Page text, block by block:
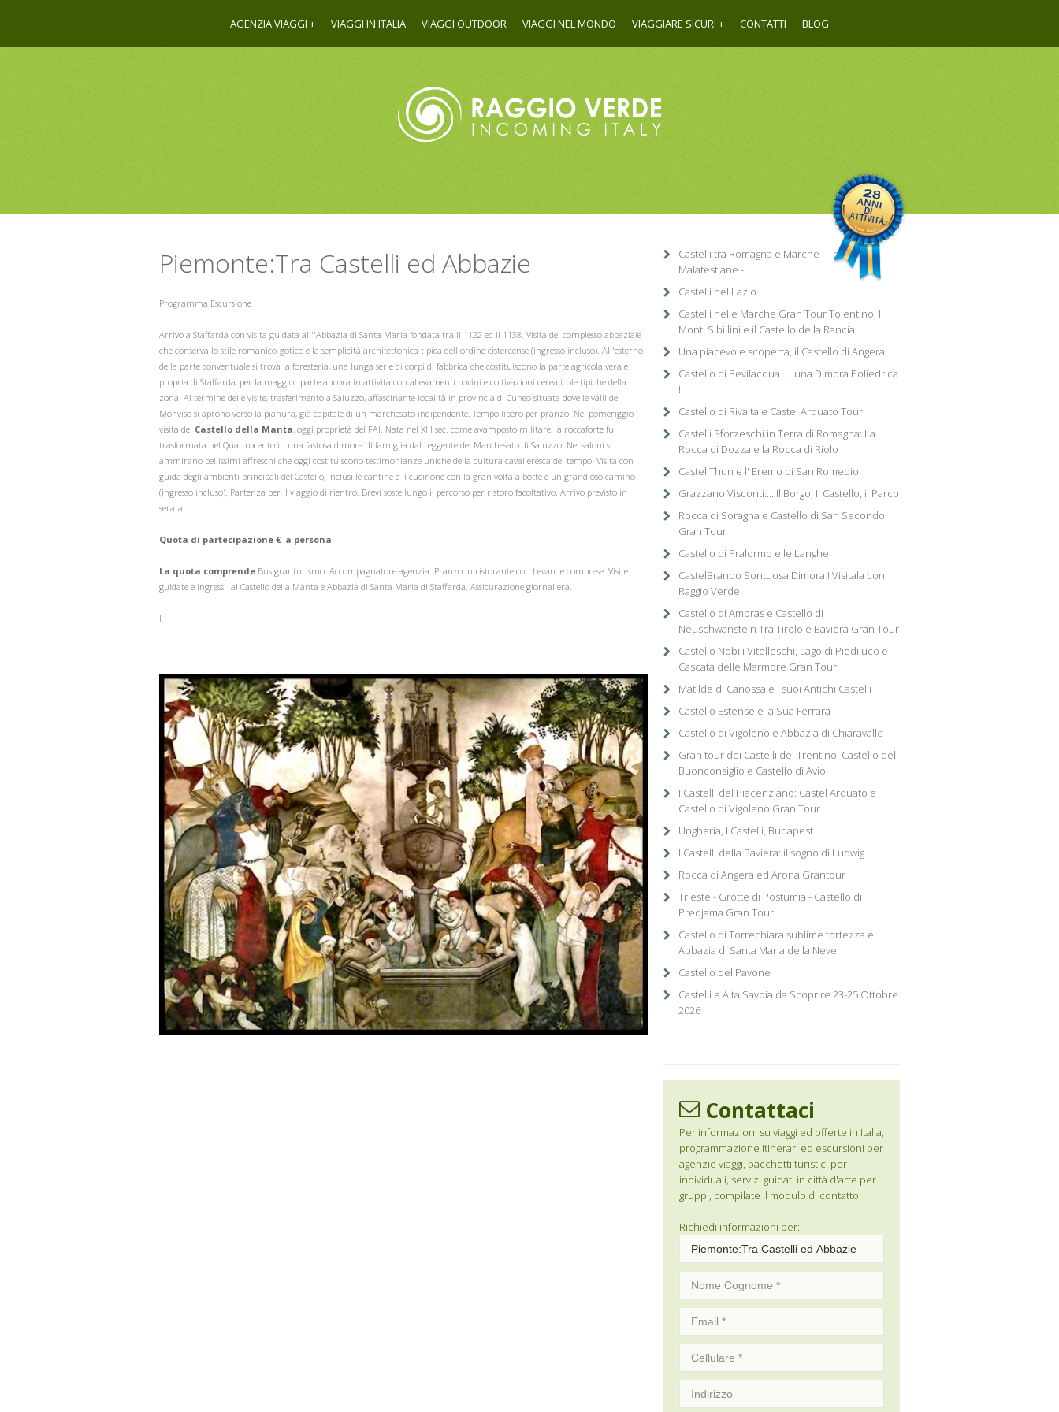
AGENZIA VIAGGI VIAGGI IN ITALIA VIAGGI OUTDOOR VIAGGI NEL MONDO VIAGGIARE SICURI CONTATTI BLOG
Piemonte:Tra Castelli ed Abbazie
Programma Escursione
Arrivo a Staffarda con visita guidata all''Abbazia di Santa Maria fondata tra il 1122 ed il 1138. Visita del complesso abbaziale
che conserva lo stile romanico-gotico e la semplicità architettonica tipica dell'ordine cistercense (ingresso incluso). All'esterno
della parte conventuale si trova la foresteria, una lunga serie di corpi di fabbrica che costituiscono la parte agricola vera e
propria di Staffarda, per la maggior parte ancora in attività con allevamenti bovini e coltivazioni cerealicole tipiche della
zona. Al termine delle visite, trasferimento a Saluzzo, affascinante località in provincia di Cuneo situata dove le valli del
Monviso si aprono verso la pianura, già capitale di un marchesato indipendente. Tempo libero per pranzo. Nel pomeriggio
visita del Castello della Manta, oggi proprietà del FAI. Nata nel XIII sec. come avamposto militare, la roccaforte fu
trasformata nel Quattrocento in una fastosa dimora di famiglia dal reggente del Marchesato di Saluzzo. Nei saloni si
ammirano bellissimi affreschi che oggi costituiscono testimonianze uniche della cultura cavalleresca del tempo. Visita con
guida degli ambienti principali del Castello, inclusi le cantine e il cucinone con la gran volta a botte e un grandioso camino
(ingresso incluso). Partenza per il viaggio di rientro. Brevi soste lungo il percorso per ristoro facoltativo. Arrivo previsto in
serata.
Quota di partecipazione € a persona
La quota comprende Bus granturismo. Accompagnatore agenzia. Pranzo in ristorante con bevande comprese. Visite
guidate e ingressi al Castello della Manta e Abbazia di Santa Maria di Staffarda. Assicurazione giornaliera.
I
Castelli tra Romagna e Marche - Terre
Malatestiane -
Castelli nel Lazio
Castelli nelle Marche Gran Tour Tolentino, I
Monti Sibillini e il Castello della Rancia
Una piacevole scoperta, il Castello di Angera
Castello di Bevilacqua..... una Dimora Poliedrica
!
Castello di Rivalta e Castel Arquato Tour
Castelli Sforzeschi in Terra di Romagna: La
Rocca di Dozza e la Rocca di Riolo
Castel Thun e l' Eremo di San Romedio
Grazzano Visconti.... Il Borgo, Il Castello, il Parco
Rocca di Soragna e Castello di San Secondo
Gran Tour
Castello di Pralormo e le Langhe
CastelBrando Sontuosa Dimora ! Visitala con
Raggio Verde
Castello di Ambras e Castello di
Neuschwanstein Tra Tirolo e Baviera Gran Tour
Castello Nobili Vitelleschi, Lago di Piediluco e
Cascata delle Marmore Gran Tour
Matilde di Canossa e i suoi Antichi Castelli
Castello Estense e la Sua Ferrara
Castello di Vigoleno e Abbazia di Chiaravalle
Gran tour dei Castelli del Trentino: Castello del
Buonconsiglio e Castello di Avio
I Castelli del Piacenziano: Castel Arquato e
Castello di Vigoleno Gran Tour
Ungheria, I Castelli, Budapest
I Castelli della Baviera: il sogno di Ludwig
Rocca di Angera ed Arona Grantour
Trieste - Grotte di Postumia - Castello di
Predjama Gran Tour
Castello di Torrechiara sublime fortezza e
Abbazia di Santa Maria della Neve
Castello del Pavone
Castelli e Alta Savoia da Scoprire 23-25 Ottobre
2026
Contattaci
Per informazioni su viaggi ed offerte in Italia,
programmazione itinerari ed escursioni per
agenzie viaggi, pacchetti turistici per
individuali, servizi guidati in città d'arte per
gruppi, compilate il modulo di contatto:
Richiedi informazioni per: